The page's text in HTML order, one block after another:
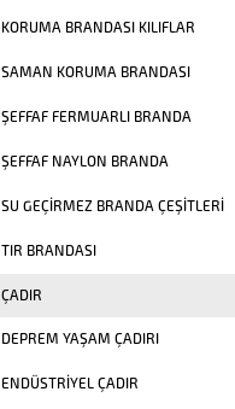
KORUMA BRANDASI KILIFLAR
SAMAN KORUMA BRANDASI
ŞEFFAF FERMUARLI BRANDA
ŞEFFAF NAYLON BRANDA
SU GEÇIRMEZ BRANDA ÇEŞITLERI
TIR BRANDASI
ÇADIR
DEPREM YAŞAM ÇADIRI
ENDÜSTRIYEL ÇADIR